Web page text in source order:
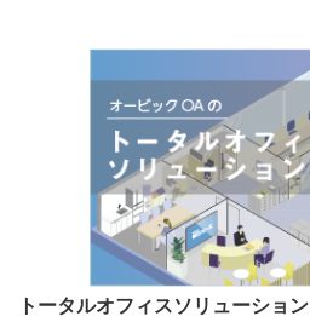
トータルオフィスソリューション